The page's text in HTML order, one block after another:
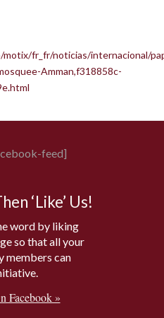
fr_fr/noticias/internacional/
Amman,f318858c-
feed]
‘Like’ Us!
word by liking
so that all your
members can
Facebook »